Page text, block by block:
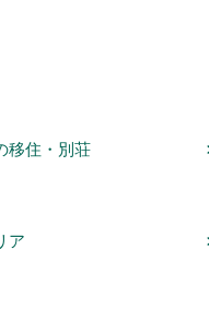
移住・別荘
ア